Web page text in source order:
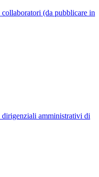
(da pubblicare in
amministrativi di